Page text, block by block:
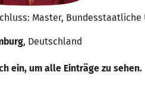
Master,
, Deutschland
ein, um alle Einträge zu sehen.